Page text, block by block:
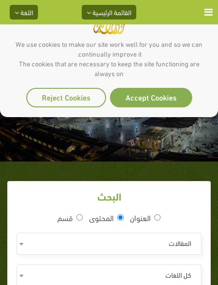
We use cookies to make our site work well for you and so we can
continually improve it.
The cookies that are necessary to keep the site functioning are
always on
Accept Cookies
Reject Cookies
اللغة القائمة الرئيسية
فاكهة أهل الجنة
البحث
العنوان المحتوى قسم
المقالات
كل اللغات